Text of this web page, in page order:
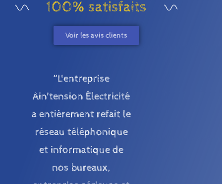
100% satisfaits
Voir les avis clients
“L'entreprise
Ain'tension Électricité
a entièrement refait le
réseau téléphonique
et informatique de
nos bureaux,